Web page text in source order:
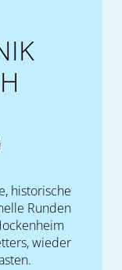
historische
Runden
wieder